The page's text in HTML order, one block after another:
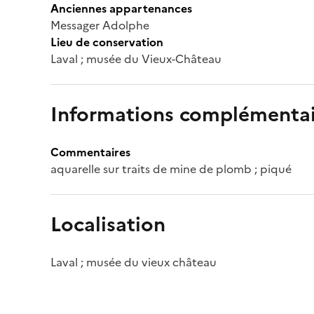
Anciennes appartenances
Messager Adolphe
Lieu de conservation
Laval ; musée du Vieux-Château
Informations
Commentaires
aquarelle sur traits de mine de plomb ; piqué
Localisation
Laval ; musée du vieux château